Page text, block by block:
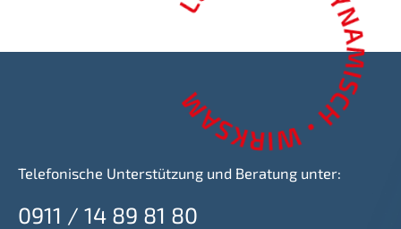
Telefonische Unterstützung und Beratung unter:
0911 / 14 89 81 80